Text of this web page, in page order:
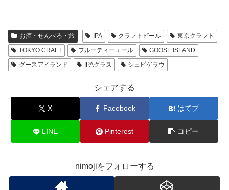
お酒・せんべろ・旅 IPA クラフトビール
東京クラフト
TOKYO CRAFT
フルーティーエール
GOOSE ISLAND
グースアイランド
IPAグラス シュピゲラウ
シェアする
X Facebook はてブ
LINE Pinterest コピー
nimojiをフォローする